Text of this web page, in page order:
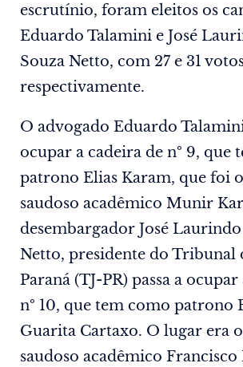
escrutínio, foram eleitos os
Eduardo Talamini e José
Souza Netto, com 27 e 31
respectivamente.
O advogado Eduardo
ocupar a cadeira de nº 9, que
patrono Elias Karam, que foi
saudoso acadêmico Munir
desembargador José
Netto, presidente do Tribunal
Paraná (TJ-PR) passa a
nº 10, que tem como patrono
Guarita Cartaxo. O lugar era
saudoso acadêmico